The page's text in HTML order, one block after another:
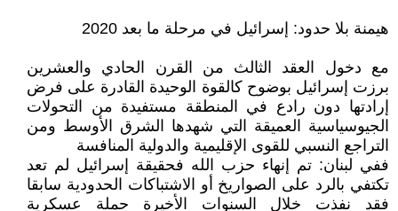
هيمنة بلا حدود: إسرائيل في مرحلة ما بعد 2020
مع دخول العقد الثالث من القرن الحادي والعشرين
برزت إسرائيل بوضوح كالقوة الوحيدة القادرة على فرض
إرادتها دون رادع في المنطقة مستفيدة من التحولات
الجيوسياسية العميقة التي شهدها الشرق الأوسط ومن
التراجع النسبي للقوى الإقليمية والدولية المنافسة
ففي لبنان: تم إنهاء حزب الله فحقيقة إسرائيل لم تعد
تكتفي بالرد على الصواريخ أو الاشتباكات الحدودية سابقا
فقد نفذت خلال السنوات الأخيرة حملة عسكرية